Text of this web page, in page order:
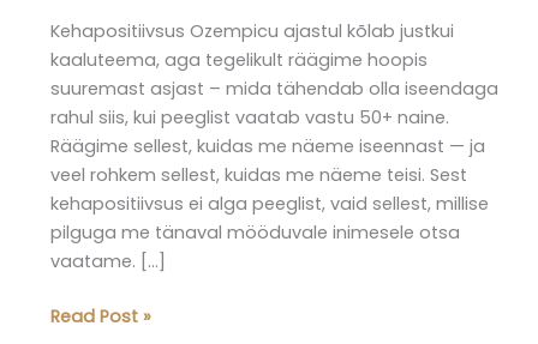
Kehapositiivsus Ozempicu ajastul kõlab justkui
kaaluteema, aga tegelikult räägime hoopis
suuremast asjast – mida tähendab olla iseendaga
rahul siis, kui peeglist vaatab vastu 50+ naine.
Räägime sellest, kuidas me näeme iseennast — ja
veel rohkem sellest, kuidas me näeme teisi. Sest
kehapositiivsus ei alga peeglist, vaid sellest, millise
pilguga me tänaval mööduvale inimesele otsa
vaatame. […]
Elu50pluss
Read Post »